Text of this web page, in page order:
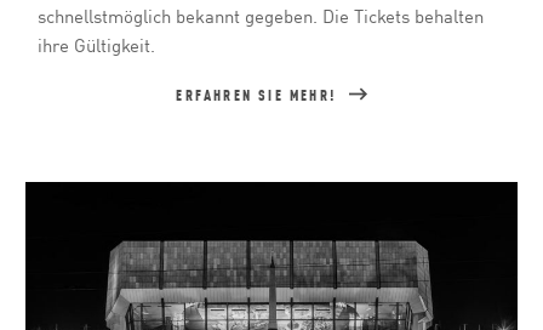
schnellstmöglich bekannt gegeben. Die Tickets behalten
ihre Gültigkeit.
ERFAHREN SIE MEHR!